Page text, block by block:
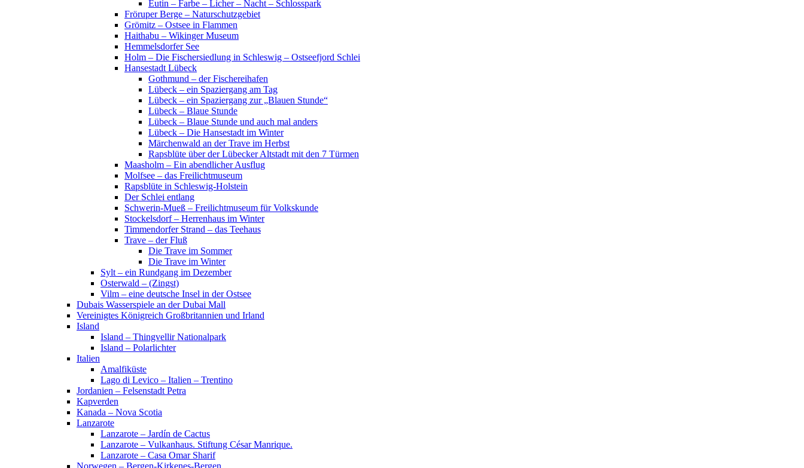
Eutin – Farbe – Licher – Nacht – Schlosspark
Fröruper Berge – Naturschutzgebiet
Grömitz – Ostsee in Flammen
Haithabu – Wikinger Museum
Hemmelsdorfer See
Holm – Die Fischersiedlung in Schleswig – Ostseefjord Schlei
Hansestadt Lübeck
Gothmund – der Fischereihafen
Lübeck – ein Spaziergang am Tag
Lübeck – ein Spaziergang zur „Blauen Stunde“
Lübeck – Blaue Stunde
Lübeck – Blaue Stunde und auch mal anders
Lübeck – Die Hansestadt im Winter
Märchenwald an der Trave im Herbst
Rapsblüte über der Lübecker Altstadt mit den 7 Türmen
Maasholm – Ein abendlicher Ausflug
Molfsee – das Freilichtmuseum
Rapsblüte in Schleswig-Holstein
Der Schlei entlang
Schwerin-Mueß – Freilichtmuseum für Volkskunde
Stockelsdorf – Herrenhaus im Winter
Timmendorfer Strand – das Teehaus
Trave – der Fluß
Die Trave im Sommer
Die Trave im Winter
Sylt – ein Rundgang im Dezember
Osterwald – (Zingst)
Vilm – eine deutsche Insel in der Ostsee
Dubais Wasserspiele an der Dubai Mall
Vereinigtes Königreich Großbritannien und Irland
Island
Island – Thingvellir Nationalpark
Island – Polarlichter
Italien
Amalfiküste
Lago di Levico – Italien – Trentino
Jordanien – Felsenstadt Petra
Kapverden
Kanada – Nova Scotia
Lanzarote
Lanzarote – Jardín de Cactus
Lanzarote – Vulkanhaus. Stiftung César Manrique.
Lanzarote – Casa Omar Sharif
Norwegen – Bergen-Kirkenes-Bergen